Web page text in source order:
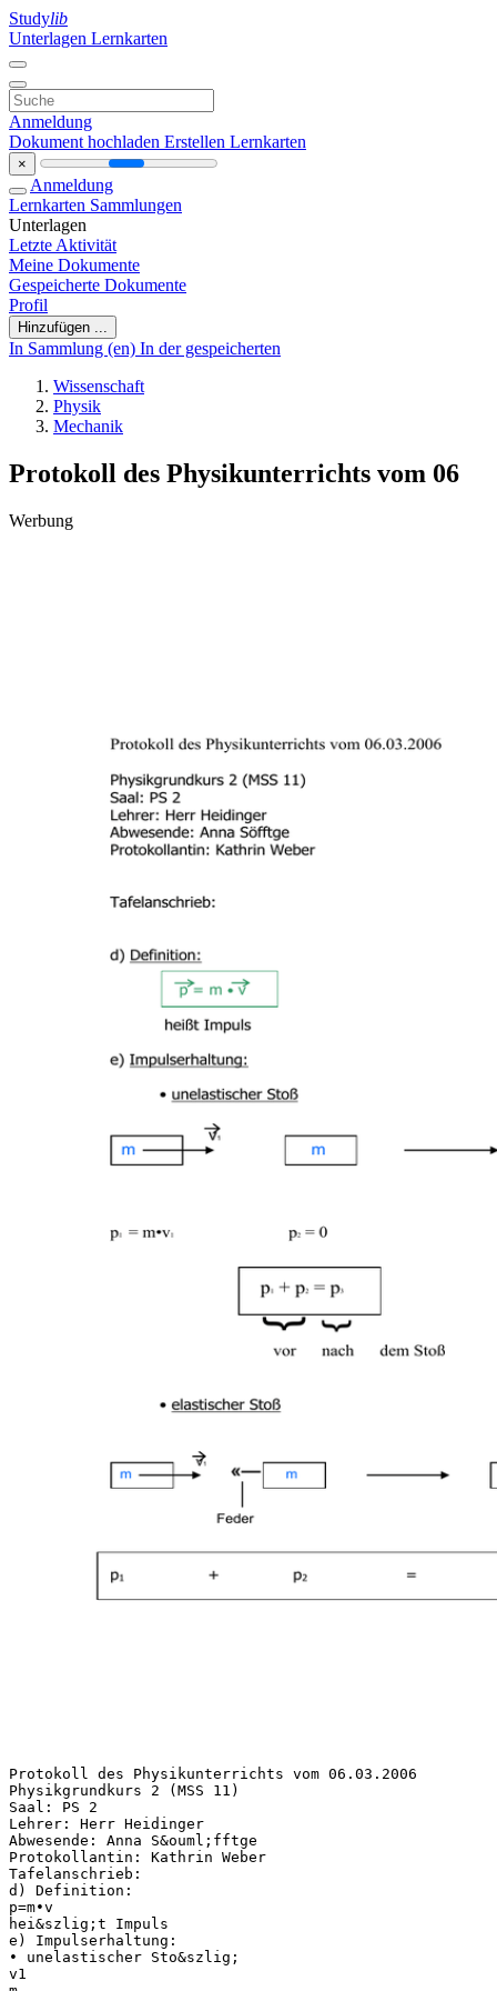
Studylib
Unterlagen Lernkarten
Anmeldung
Dokument hochladen Erstellen Lernkarten
×
Anmeldung
Lernkarten Sammlungen
Unterlagen
Letzte Aktivität
Meine Dokumente
Gespeicherte Dokumente
Profil
Hinzufügen ...
In Sammlung (en) In der gespeicherten
Wissenschaft
Physik
Mechanik
Protokoll des Physikunterrichts vom 06
Werbung
Protokoll des Physikunterrichts vom 06.03.2006
Physikgrundkurs 2 (MSS 11)
Saal: PS 2
Lehrer: Herr Heidinger
Abwesende: Anna S&ouml;fftge
Protokollantin: Kathrin Weber
Tafelanschrieb:
d) Definition:
p=m•v
hei&szlig;t Impuls
e) Impulserhaltung:
• unelastischer Sto&szlig;
v1